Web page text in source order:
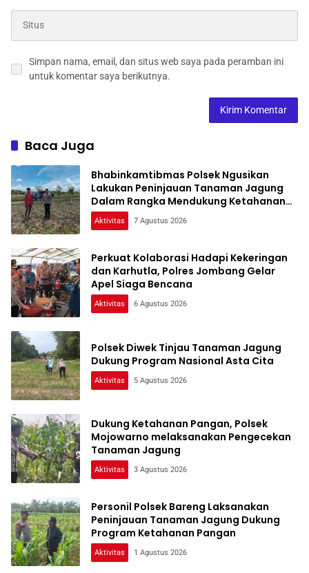
Simpan nama, email, dan situs web saya pada peramban ini
untuk komentar saya berikutnya.
Baca Juga
Bhabinkamtibmas Polsek Ngusikan
Lakukan Peninjauan Tanaman Jagung
Dalam Rangka Mendukung Ketahanan
Pangan
Aktivitas 7 Agustus 2026
Perkuat Kolaborasi Hadapi Kekeringan
dan Karhutla, Polres Jombang Gelar
Apel Siaga Bencana
Aktivitas 6 Agustus 2026
Polsek Diwek Tinjau Tanaman Jagung
Dukung Program Nasional Asta Cita
Aktivitas 5 Agustus 2026
Dukung Ketahanan Pangan, Polsek
Mojowarno melaksanakan Pengecekan
Tanaman Jagung
Aktivitas 3 Agustus 2026
Personil Polsek Bareng Laksanakan
Peninjauan Tanaman Jagung Dukung
Program Ketahanan Pangan
Aktivitas 1 Agustus 2026